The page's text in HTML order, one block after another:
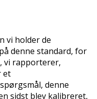
vi holder de
denne standard, for
vi rapporterer,
et
denne
sidst blev kalibreret,